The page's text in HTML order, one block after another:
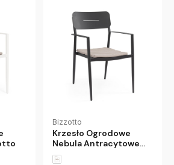
Bizzotto
Krzesło Ogrodowe
Nebula Antracytowe
Bizzotto